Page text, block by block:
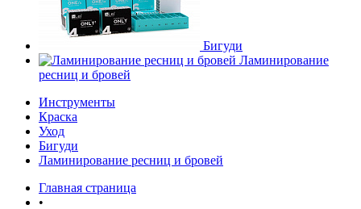
Бигуди
Ламинирование
ресниц и бровей
Инструменты
Краска
Уход
Бигуди
Ламинирование ресниц и бровей
Главная страница
•